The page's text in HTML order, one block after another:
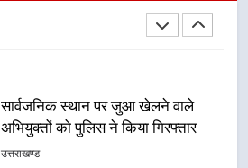
मुख्यमंत्री चौम्पियनशिप ट्रॉफी का मंच,
न्याय पंचायत से राज्य स्तर तक होगा
सार्वजनिक स्थान पर जुआ खेलने वाले
अभियुक्तों को पुलिस ने किया गिरफ्तार
उत्तराखण्ड